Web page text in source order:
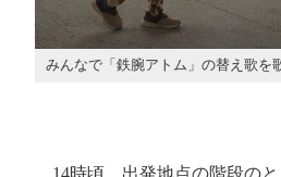
みんなで「鉄腕アトム」の替え歌を